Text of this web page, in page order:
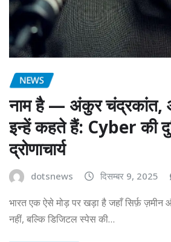
NEWS
नाम है — अंकुर चंद्रकांत,
इन्हें कहते हैं: Cyber की
द्रोणाचार्य
dotsnews दिसम्बर 9, 2025
भारत एक ऐसे मोड़ पर खड़ा है जहाँ सिर्फ़ ज़मीन
नहीं, बल्कि डिजिटल स्पेस की…